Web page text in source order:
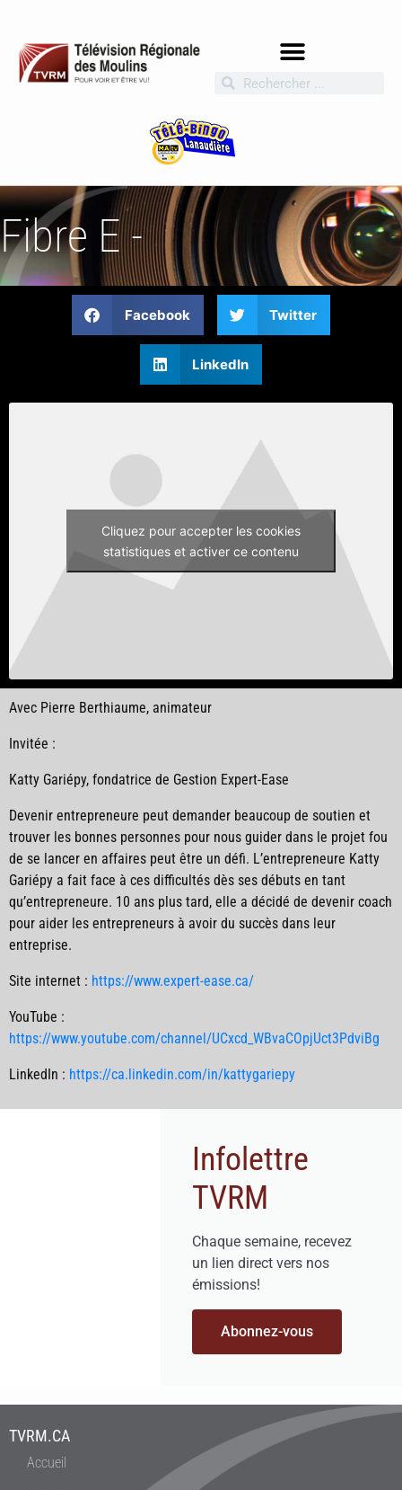
Fibre E -
Facebook Twitter
LinkedIn
Cliquez pour accepter les cookies
statistiques et activer ce contenu
Avec Pierre Berthiaume, animateur
Invitée :
Katty Gariépy, fondatrice de Gestion Expert-Ease
Devenir entrepreneure peut demander beaucoup de soutien et
trouver les bonnes personnes pour nous guider dans le projet fou
de se lancer en affaires peut être un défi. L’entrepreneure Katty
Gariépy a fait face à ces difficultés dès ses débuts en tant
qu’entrepreneure. 10 ans plus tard, elle a décidé de devenir coach
pour aider les entrepreneurs à avoir du succès dans leur
entreprise.
Site internet : https://www.expert-ease.ca/
YouTube :
https://www.youtube.com/channel/UCxcd_WBvaCOpjUct3PdviBg
LinkedIn : https://ca.linkedin.com/in/kattygariepy
Infolettre
TVRM
Chaque semaine, recevez
un lien direct vers nos
émissions!
Abonnez-vous
TVRM.CA
Accueil